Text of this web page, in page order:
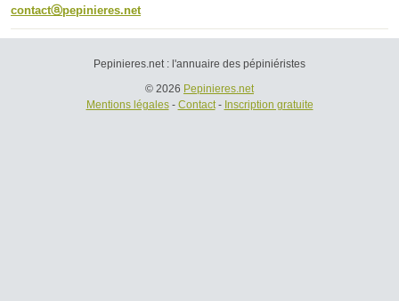
contactⓐpepinieres.net
Pepinieres.net : l'annuaire des pépiniéristes
© 2026 Pepinieres.net
Mentions légales- Contact- Inscription gratuite